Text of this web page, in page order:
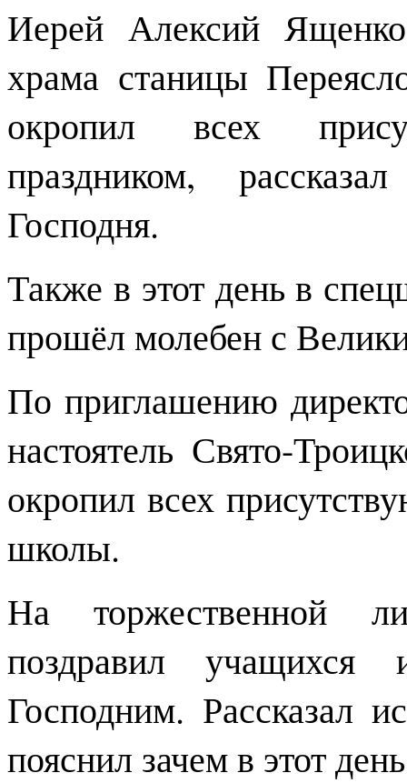
Иерей Алексий Ященко
храма станицы
окропил всех
праздником,
Господня.
Также в этот день в
прошёл молебен с
По приглашению
настоятель Свято-
окропил всех
школы.
На торжественной
поздравил
Господним. Рассказал
пояснил зачем в этот